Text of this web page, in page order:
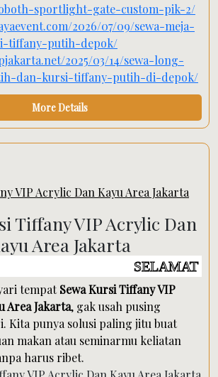
sportlight-gate-custom-pik-2/
2026/07/09/sewa-meja-
tiffany-putih-depok/
2025/03/14/sewa-long-
dan-kursi-tiffany-putih-di-depok/
More Details
VIP Acrylic Dan Kayu Area Jakarta
Tiffany VIP Acrylic Dan
Area Jakarta
SELAMAT DATANG DI
tempatSewa Kursi Tiffany VIP
Area Jakarta, gak usah pusing
Kita punya solusi paling jitu buat
makan atau seminarmu keliatan
harus ribet.